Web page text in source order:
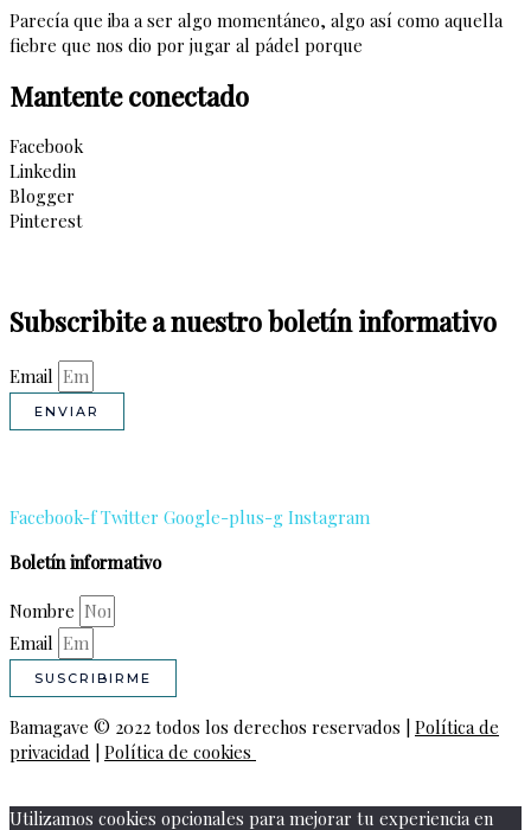
Parecía que iba a ser algo momentáneo, algo así como aquella
fiebre que nos dio por jugar al pádel porque
Mantente conectado
Facebook
Linkedin
Blogger
Pinterest
Subscribite a nuestro boletín informativo
Email
ENVIAR
Facebook-f Twitter Google-plus-g Instagram
Boletín informativo
Nombre
Email
SUSCRIBIRME
Bamagave © 2022 todos los derechos reservados | Política de
privacidad | Política de cookies
Utilizamos cookies opcionales para mejorar tu experiencia en